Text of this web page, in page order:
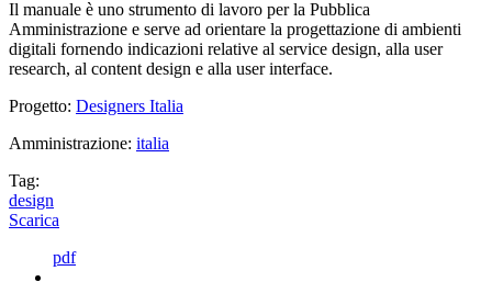
Il manuale è uno strumento di lavoro per la Pubblica
Amministrazione e serve ad orientare la progettazione di ambienti
digitali fornendo indicazioni relative al service design, alla user
research, al content design e alla user interface.
Progetto: Designers Italia
Amministrazione: italia
Tag:
design
Scarica
pdf